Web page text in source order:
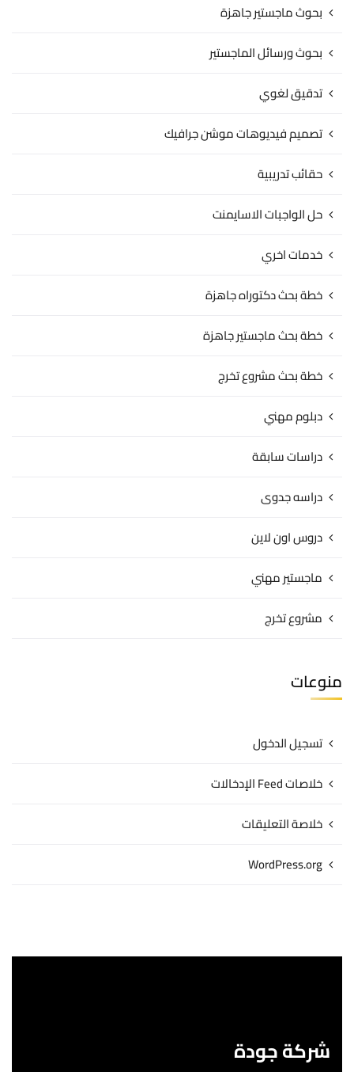
بحوث ماجستير جاهزة
بحوث ورسائل الماجستير
تدقيق لغوي
تصميم فيديوهات موشن جرافيك
حقائب تدريبية
حل الواجبات الاسايمنت
خدمات اخري
خطة بحث دكتوراه جاهزة
خطة بحث ماجستير جاهزة
خطة بحث مشروع تخرج
دبلوم مهني
دراسات سابقة
دراسه جدوى
دروس اون لاين
ماجستير مهني
مشروع تخرج
منوعات
تسجيل الدخول
خلاصات Feed الإدخالات
خلاصة التعليقات
WordPress.org
شركة جودة